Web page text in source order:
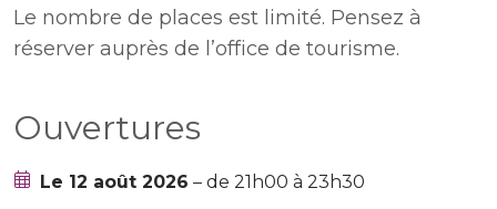
Le nombre de places est limité. Pensez à
réserver auprès de l’office de tourisme.
Ouvertures
Le 12 août 2026 – de 21h00 à 23h30